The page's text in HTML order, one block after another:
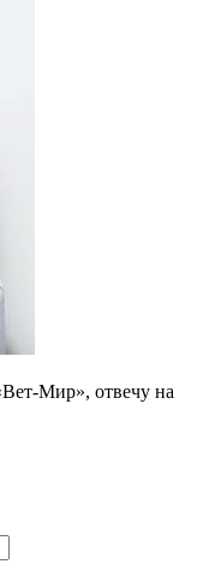
Мир», отвечу на